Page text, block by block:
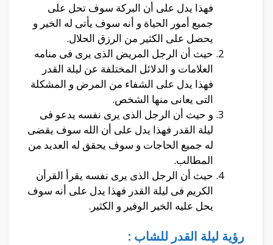
فهذا يدل على أن البركة سوف تحل على
جميع أمور الحياة و أنه سوف يأتى له الخير و
يحصل على الكثير من الرزق الحلال.
حيث أن الرجل المريض الذى يرى فى منامه
العلامات و الدلائل المختلفة عن ليلة القدر
فهذا يدل على الشفاء من المرض و المشكلة
التى يعانى منها الشخص.
و حيث أن الرجل الذى يرى نفسه يدعو فى
ليلة القدر فهذا يدل على أن الله سوف يقضى
له جميع الحاجات و سوف يحقق له العديد من
المطالب.
حيث أن الرجل الذى يرى نفسه يقرأ القرأن
الكريم فى ليلة القدر فهذا يدل على أنه سوف
يحل عليه الخير الوفير و الكثير.
رؤية ليلة القدر للشاب :